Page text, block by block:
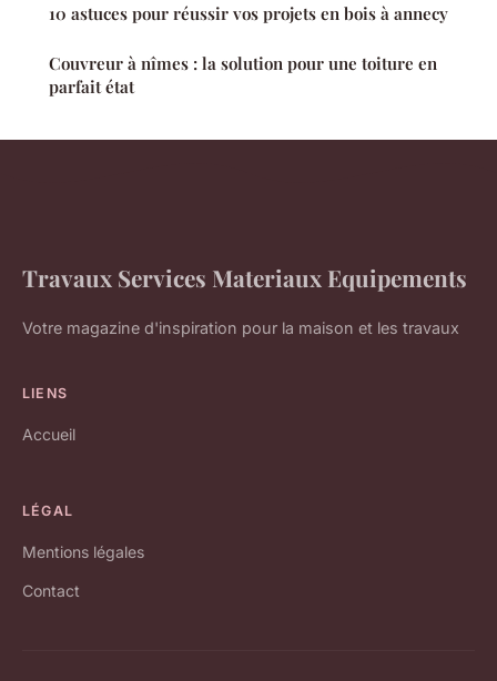
10 astuces pour réussir vos projets en bois à annecy
Couvreur à nîmes : la solution pour une toiture en
parfait état
Travaux Services Materiaux Equipements
Votre magazine d'inspiration pour la maison et les travaux
LIENS
Accueil
LÉGAL
Mentions légales
Contact